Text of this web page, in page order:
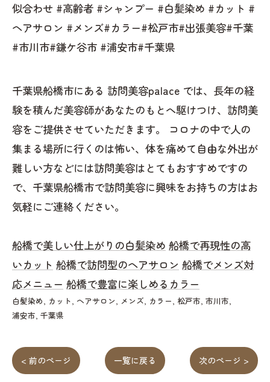
似合わせ #高齢者 #シャンプー #白髪染め #カット #
ヘアサロン #メンズ#カラー#松戸市#出張美容#千葉
#市川市#鎌ケ谷市 #浦安市#千葉県
千葉県船橋市にある 訪問美容palace では、長年の経
験を積んだ美容師があなたのもとへ駆けつけ、訪問美
容をご提供させていただきます。 コロナの中で人の
集まる場所に行くのは怖い、体を痛めて自由な外出が
難しい方などには訪問美容はとてもおすすめですの
で、千葉県船橋市で訪問美容に興味をお持ちの方はお
気軽にご連絡ください。
船橋で美しい仕上がりの白髪染め 船橋で再現性の高
いカット 船橋で訪問型のヘアサロン 船橋でメンズ対
応メニュー 船橋で豊富に楽しめるカラー
白髪染め カット ヘアサロン メンズ カラー 松戸市 市川市
浦安市 千葉県
< 前のページ 一覧に戻る 次のページ >